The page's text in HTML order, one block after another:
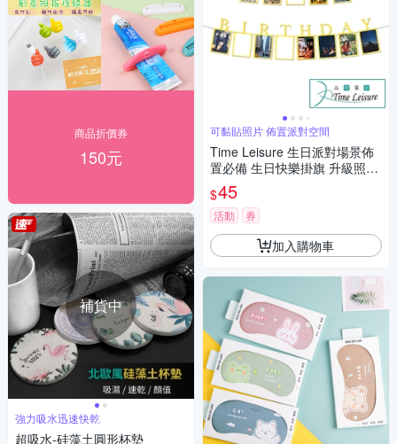
商品折價券
150元
補貨中
強力吸水迅速快乾
超吸水-硅藻土圓形杯墊
可黏貼照片 佈置派對空間
Time Leisure 生日派對場景佈
置必備 生日快樂掛旗 升級照片
$45
活動 券
加入購物車